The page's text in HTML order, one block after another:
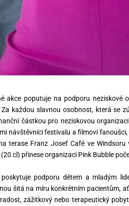
akce poputuje na podporu neziskové
každou slavnou osobnost, která se
částkou pro neziskovou
návštěvníci festivalu a filmoví fanoušci,
terase Franz Josef Café ve Windsoru
cl) přinese organizaci Pink Bubble
podporu dětem a mladým
šitá na míru konkrétním pacientům,
zážitkový nebo terapeutický